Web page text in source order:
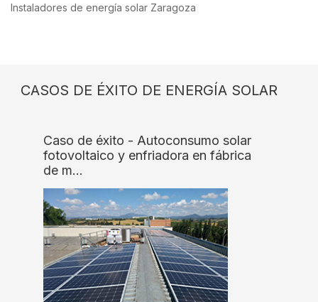
Instaladores de energía solar Zaragoza
CASOS DE ÉXITO DE ENERGÍA SOLAR
Caso de éxito - Autoconsumo solar
fotovoltaico y enfriadora en fábrica
de m…